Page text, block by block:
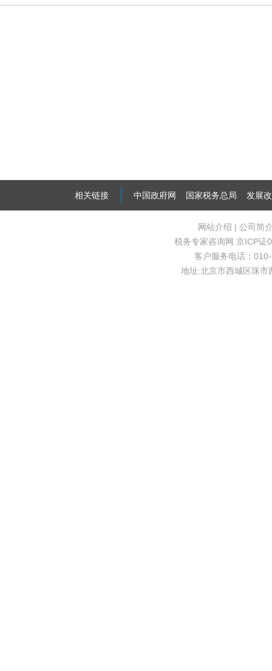
相关链接 中国政府网 国家税务总局 发展
网站介绍 | 公司简
税务专家咨询网 京ICP证
客户服务电话：
地址:北京市西城区珠